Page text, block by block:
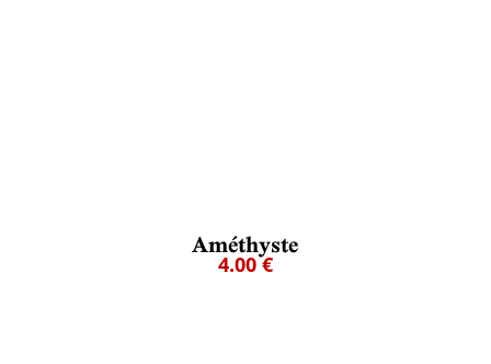
Améthyste
4.00 €